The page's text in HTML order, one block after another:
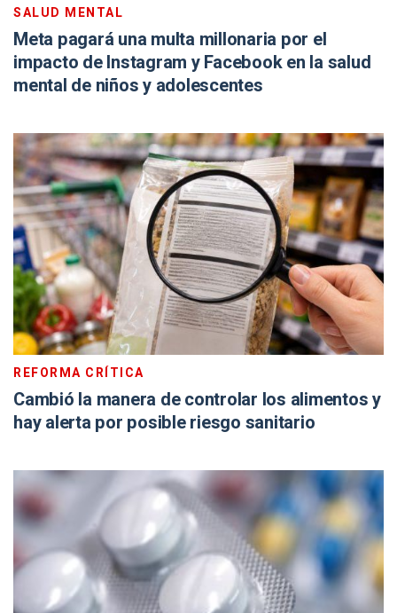
SALUD MENTAL
Meta pagará una multa millonaria por el
impacto de Instagram y Facebook en la salud
mental de niños y adolescentes
REFORMA CRÍTICA
Cambió la manera de controlar los alimentos y
hay alerta por posible riesgo sanitario